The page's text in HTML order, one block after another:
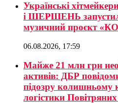
Українські
і ШЕРШЕНЬ
музичний проєкт
06.08.2026, 17:59
Майже 21 млн грн
активів: ДБР
підозру колишньому
логістики